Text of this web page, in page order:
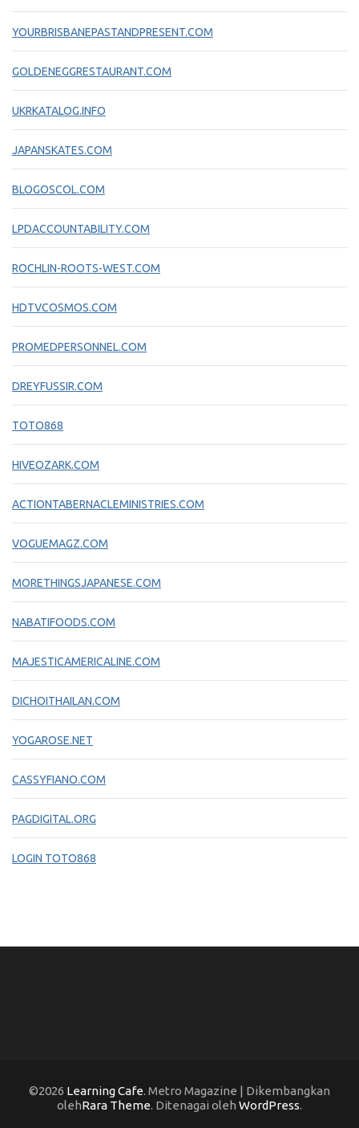
YOURBRISBANEPASTANDPRESENT.COM
GOLDENEGGRESTAURANT.COM
UKRKATALOG.INFO
JAPANSKATES.COM
BLOGOSCOL.COM
LPDACCOUNTABILITY.COM
ROCHLIN-ROOTS-WEST.COM
HDTVCOSMOS.COM
PROMEDPERSONNEL.COM
DREYFUSSIR.COM
TOTO868
HIVEOZARK.COM
ACTIONTABERNACLEMINISTRIES.COM
VOGUEMAGZ.COM
MORETHINGSJAPANESE.COM
NABATIFOODS.COM
MAJESTICAMERICALINE.COM
DICHOITHAILAN.COM
YOGAROSE.NET
CASSYFIANO.COM
PAGDIGITAL.ORG
LOGIN TOTO868
©2026 Learning Cafe. Metro Magazine | Dikembangkan
olehRara Theme. Ditenagai oleh WordPress.